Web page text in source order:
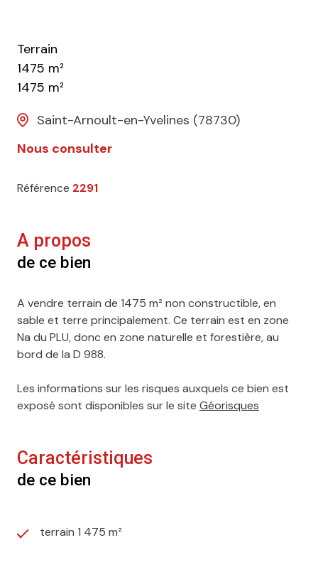
Terrain
1475 m²
1475 m²
Saint-Arnoult-en-Yvelines (78730)
Nous consulter
Référence 2291
A propos
de ce bien
A vendre terrain de 1475 m² non constructible, en
sable et terre principalement. Ce terrain est en zone
Na du PLU, donc en zone naturelle et forestière, au
bord de la D 988.
Les informations sur les risques auxquels ce bien est
exposé sont disponibles sur le site Géorisques
Caractéristiques
de ce bien
terrain 1 475 m²